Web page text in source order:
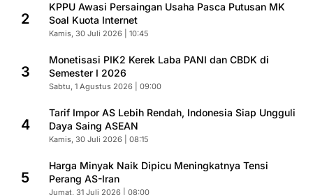
2
KPPU Awasi Persaingan Usaha Pasca Putusan MK
Soal Kuota Internet
Kamis, 30 Juli 2026 | 10:45
3
Monetisasi PIK2 Kerek Laba PANI dan CBDK di
Semester I 2026
Sabtu, 1 Agustus 2026 | 09:00
4
Tarif Impor AS Lebih Rendah, Indonesia Siap Ungguli
Daya Saing ASEAN
Kamis, 30 Juli 2026 | 08:15
5
Harga Minyak Naik Dipicu Meningkatnya Tensi
Perang AS-Iran
Jumat, 31 Juli 2026 | 08:00